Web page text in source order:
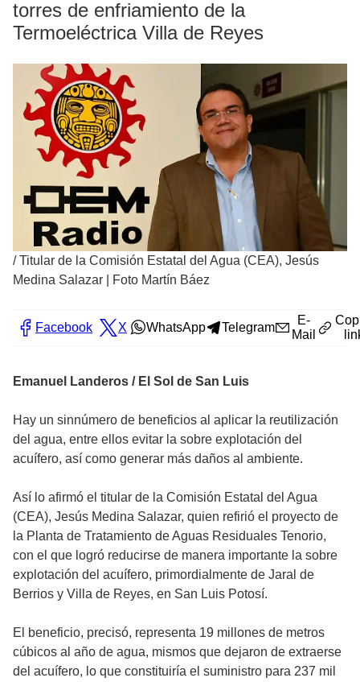
torres de enfriamiento de la
Termoeléctrica Villa de Reyes
/Titular de la Comisión Estatal del Agua (CEA), Jesús
Medina Salazar | Foto Martín Báez
Facebook X WhatsApp Telegram
E-
Mail
Emanuel Landeros / El Sol de San Luis
Hay un sinnúmero de beneficios al aplicar la reutilización
del agua, entre ellos evitar la sobre explotación del
acuífero, así como generar más daños al ambiente.
Así lo afirmó el titular de la Comisión Estatal del Agua
(CEA), Jesús Medina Salazar, quien refirió el proyecto de
la Planta de Tratamiento de Aguas Residuales Tenorio,
con el que logró reducirse de manera importante la sobre
explotación del acuífero, primordialmente de Jaral de
Berrios y Villa de Reyes, en San Luis Potosí.
El beneficio, precisó, representa 19 millones de metros
cúbicos al año de agua, mismos que dejaron de extraerse
del acuífero, lo que constituiría el suministro para 237 mil